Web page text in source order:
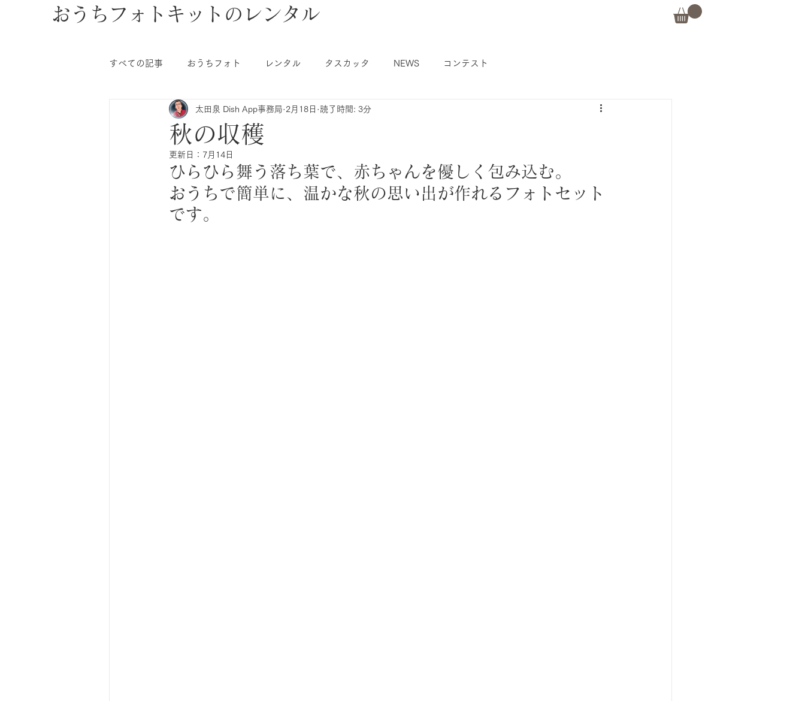
おうちフォトキットのレンタル
すべての記事 おうちフォト レンタル タスカッタ NEWS コンテスト
秋の収穫
太田泉 Dish App事務局 2月18日 読了時間: 3分
更新日： 7月14日
ひらひら舞う落ち葉で、赤ちゃんを優しく包み込む。
おうちで簡単に、温かな秋の思い出が作れるフォトセット
です。